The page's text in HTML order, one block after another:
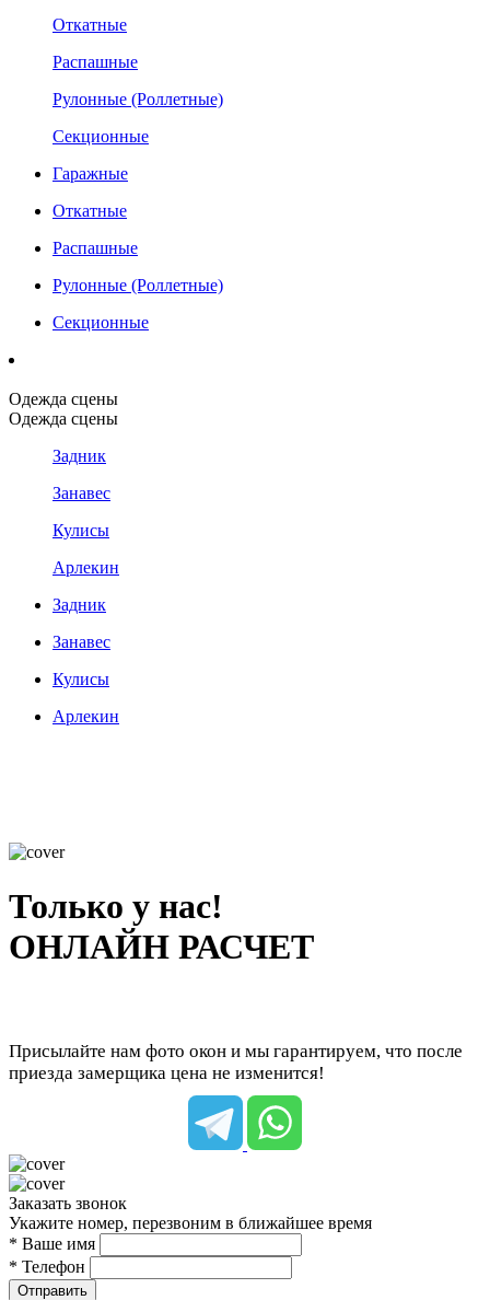
Откатные
Распашные
Рулонные (Роллетные)
Секционные
Гаражные
Откатные
Распашные
Рулонные (Роллетные)
Секционные
Одежда сцены
Одежда сцены
Задник
Занавес
Кулисы
Арлекин
Задник
Занавес
Кулисы
Арлекин
Только у нас!
ОНЛАЙН РАСЧЕТ
Присылайте нам фото окон и мы гарантируем, что после
приезда замерщика цена не изменится!
Заказать звонок
Укажите номер, перезвоним в ближайшее время
* Ваше имя
* Телефон
Отправить